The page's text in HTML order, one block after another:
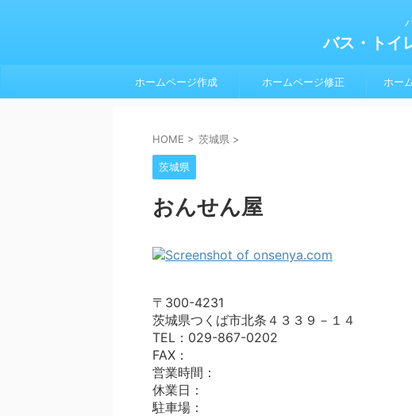
バス・トイ
ホームページ作成 ホームページ修正 ホー
HOME > 茨城県 >
茨城県
おんせん屋
〒300-4231
茨城県つくば市北条４３３９－１４
TEL：029-867-0202
FAX：
営業時間：
休業日：
駐車場：